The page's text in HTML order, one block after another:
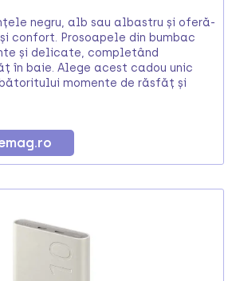
negru, alb sau albastru și oferă-
confort. Prosoapele din bumbac
și delicate, completând
în baie. Alege acest cadou unic
momente de răsfăț și